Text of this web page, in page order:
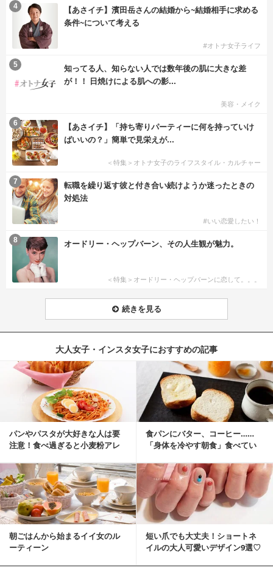
【あさイチ】濱田岳さんの結婚から~結婚相手に求める
条件~について考える
#オトナ女子ライフ
4
知ってる人、知らない人では数年後の肌に大きな差
が！！ 日焼けによる肌への影...
美容・メイク
5
【あさイチ】「持ち寄りパーティーに何を持っていけ
ばいいの？」簡単で見栄えが...
＜特集＞オトナ女子のライフスタイル・カルチャー
6
転職を繰り返す彼と付き合い続けようか迷ったときの
対処法
#いい恋愛したい！
7
オードリー・ヘップバーン、その人生観が魅力。
＜特集＞オードリー・ヘップバーンに恋して。。。
8
続きを見る
大人女子・インスタ女子におすすめの記事
パンやパスタが大好きな人は要
注意！食べ過ぎると小麦粉アレ
食パンにバター、コーヒー……
「身体を冷やす朝食」食べてい
朝ごはんから始まるイイ女のル
ーティーン
短い爪でも大丈夫！ショートネ
イルの大人可愛いデザイン9選♡